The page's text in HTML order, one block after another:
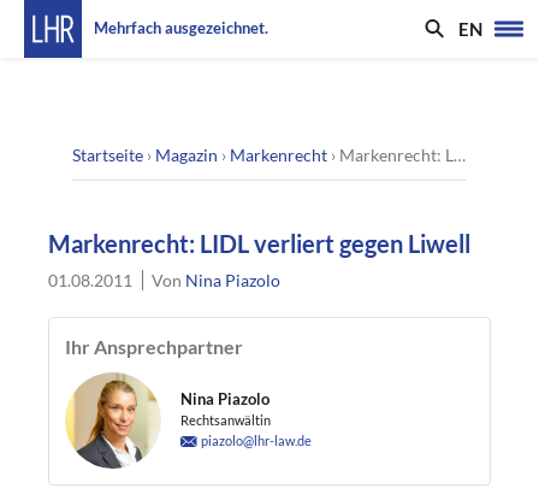
Mehrfach ausgezeichnet. EN
Startseite › Magazin › Markenrecht › Markenrecht: LIDL verliert gegen Liwell
Markenrecht: LIDL verliert gegen Liwell
01.08.2011 Von Nina Piazolo
Ihr Ansprechpartner
Nina Piazolo
Rechtsanwältin
piazolo@lhr-law.de